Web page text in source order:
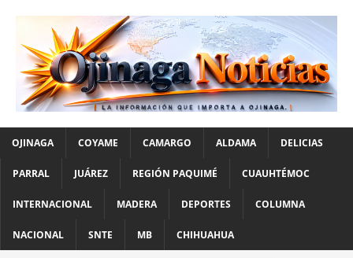
OJINAGA COYAME CAMARGO ALDAMA DELICIAS
PARRAL JUÁREZ REGIÓN PAQUIMÉ CUAUHTÉMOC
INTERNACIONAL MADERA DEPORTES COLUMNA
NACIONAL SNTE MB CHIHUAHUA